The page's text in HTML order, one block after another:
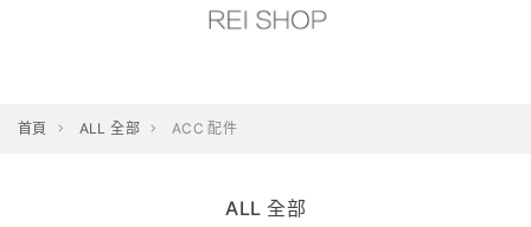
首頁 ALL 全部 ACC 配件
ALL 全部